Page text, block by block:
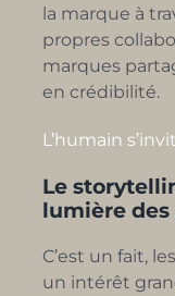
la marque à
propres
marques
en crédibilité.
L’humain
Le
lumière
C’est un fait,
un intérêt